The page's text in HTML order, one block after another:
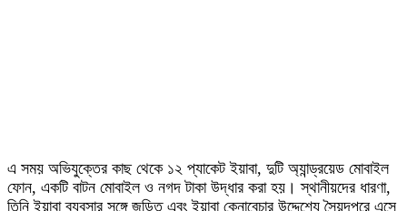
এ সময় অভিযুক্তের কাছ থেকে ১২ প্যাকেট ইয়াবা, দুটি অ্যান্ড্রয়েড মোবাইল
ফোন, একটি বাটন মোবাইল ও নগদ টাকা উদ্ধার করা হয়। স্থানীয়দের ধারণা,
তিনি ইয়াবা ব্যবসার সঙ্গে জড়িত এবং ইয়াবা কেনাবেচার উদ্দেশ্যে সৈয়দপুরে এসে